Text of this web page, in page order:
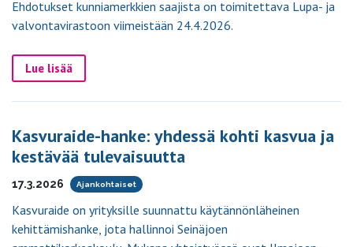
Ehdotukset kunniamerkkien saajista on toimitettava Lupa- ja
valvontavirastoon viimeistään 24.4.2026.
Lue lisää
Kasvuraide-hanke: yhdessä kohti kasvua ja
kestävää tulevaisuutta
17.3.2026 Ajankohtaiset
Kasvuraide on yrityksille suunnattu käytännönläheinen
kehittämishanke, jota hallinnoi Seinäjoen